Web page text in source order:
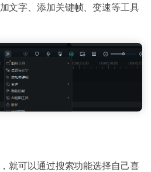
文字、添加关键帧、变速等工具
就可以通过搜索功能选择自己喜